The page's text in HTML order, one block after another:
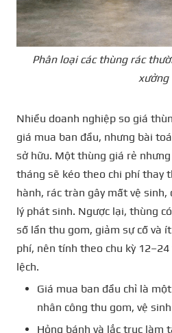
Phân loại các thùng rác
xưởng
Nhiều doanh nghiệp so giá
giá mua ban đầu, nhưng bài
sở hữu. Một thùng giá rẻ
tháng sẽ kéo theo chi phí thay
hành, rác tràn gây mất vệ
lý phát sinh. Ngược lại, thùng
số lần thu gom, giảm sự cố và
phí, nên tính theo chu kỳ
lệch.
Giá mua ban đầu chỉ là
nhân công thu gom, vệ
Hỏng bánh và lắc trục làm